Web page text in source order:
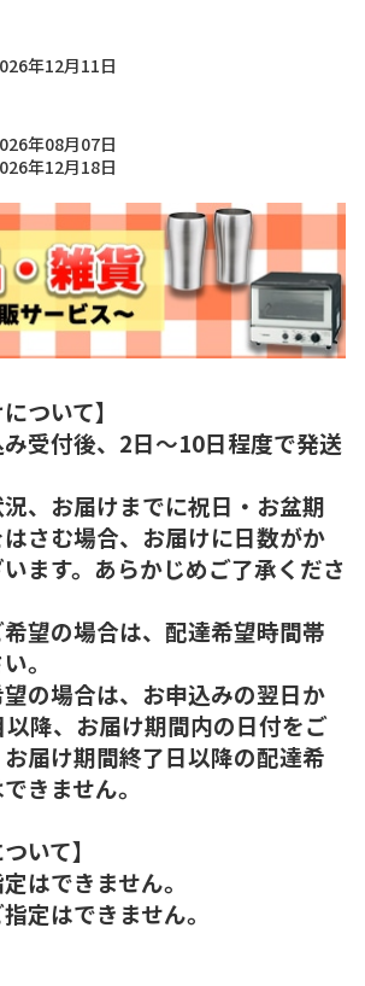
年12月11日
年08月07日
年12月18日
ついて】
受付後、2日～10日程度で発送
、お届けまでに祝日・お盆期
さむ場合、お届けに日数がか
ます。あらかじめご了承くださ
望の場合は、配達希望時間帯
。
の場合は、お申込みの翌日か
以降、お届け期間内の日付をご
届け期間終了日以降の配達希
きません。
いて】
はできません。
定はできません。